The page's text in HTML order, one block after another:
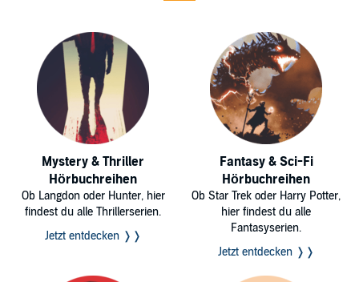
Mystery & Thriller
Hörbuchreihen
Ob Langdon oder Hunter, hier
findest du alle Thrillerserien.
Jetzt entdecken ❭❭
Fantasy & Sci-Fi
Hörbuchreihen
Ob Star Trek oder Harry Potter,
hier findest du alle
Fantasyserien.
Jetzt entdecken ❭❭